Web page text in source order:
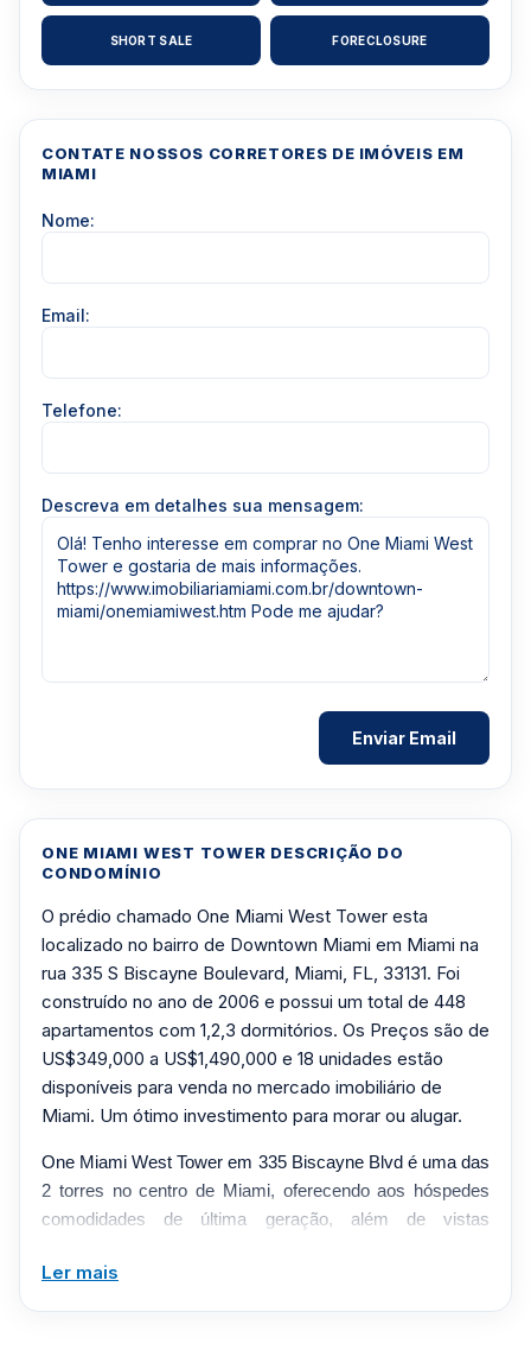
SHORT SALE FORECLOSURE
ONE MIAMI WEST TOWER DESCRIÇÃO DO
CONDOMÍNIO
O prédio chamado One Miami West Tower esta
localizado no bairro de Downtown Miami em Miami na
rua 335 S Biscayne Boulevard, Miami, FL, 33131. Foi
construído no ano de 2006 e possui um total de 448
apartamentos com 1,2,3 dormitórios. Os Preços são de
US$349,000 a US$1,490,000 e 18 unidades estão
disponíveis para venda no mercado imobiliário de
Miami. Um ótimo investimento para morar ou alugar.
One Miami West Tower em 335 Biscayne Blvd é uma das
2 torres no centro de Miami, oferecendo aos hóspedes
comodidades de última geração, além de vistas
unidades deste condomínio no centro de Miami oferecem
Ler mais
CONTATE NOSSOS CORRETORES DE IMÓVEIS EM
MIAMI
Nome:
Email:
Telefone:
Descreva em detalhes sua mensagem: